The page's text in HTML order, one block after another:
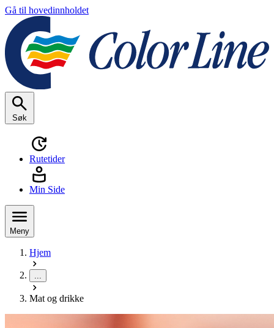
Gå til hovedinnholdet
Søk
Rutetider
Min Side
Meny
Hjem
Mat og drikke